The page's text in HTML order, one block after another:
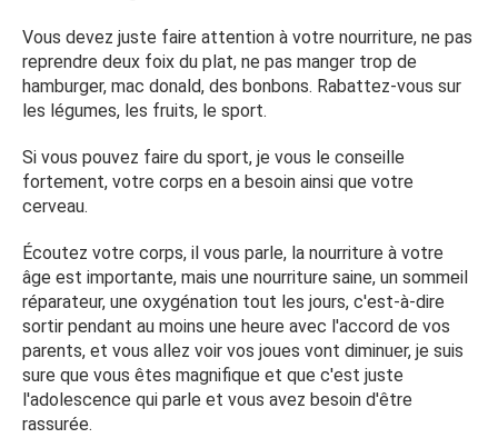
Vous devez juste faire attention à votre nourriture, ne pas
reprendre deux foix du plat, ne pas manger trop de
hamburger, mac donald, des bonbons. Rabattez-vous sur
les légumes, les fruits, le sport.
Si vous pouvez faire du sport, je vous le conseille
fortement, votre corps en a besoin ainsi que votre
cerveau.
Écoutez votre corps, il vous parle, la nourriture à votre
âge est importante, mais une nourriture saine, un sommeil
réparateur, une oxygénation tout les jours, c'est-à-dire
sortir pendant au moins une heure avec l'accord de vos
parents, et vous allez voir vos joues vont diminuer, je suis
sure que vous êtes magnifique et que c'est juste
l'adolescence qui parle et vous avez besoin d'être
rassurée.